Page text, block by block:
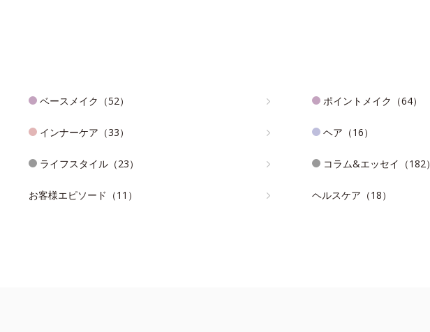
ベースメイク（52） ポイントメイク（64）
インナーケア（33） ヘア（16）
ライフスタイル（23） コラム&エッセイ（182）
お客様エピソード（11） ヘルスケア（18）